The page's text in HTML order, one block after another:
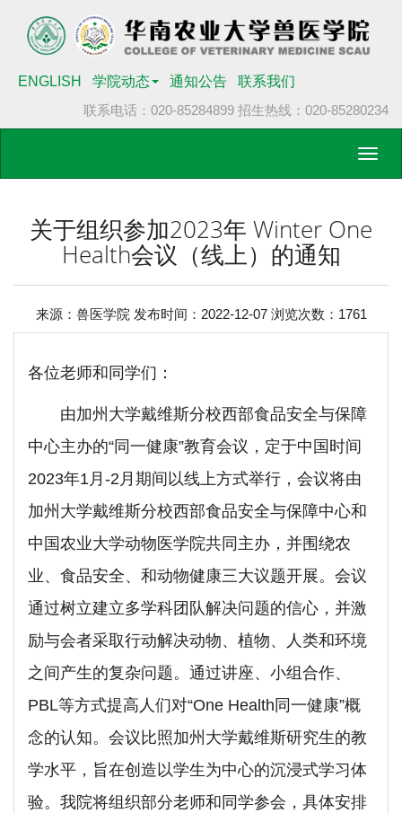
ENGLISH 学院动态 通知公告
联系我们
联系电话：020-85284899 招生热线：020-85280234
关于组织参加2023年 Winter One
Health会议（线上）的通知
来源：兽医学院 发布时间：2022-12-07 浏览次数： 1761
各位老师和同学们：
由加州大学戴维斯分校西部食品安全与保障
中心主办的“同一健康”教育会议，定于中国时间
2023年1月-2月期间以线上方式举行，会议将由
加州大学戴维斯分校西部食品安全与保障中心和
中国农业大学动物医学院共同主办，并围绕农
业、食品安全、和动物健康三大议题开展。会议
通过树立建立多学科团队解决问题的信心，并激
励与会者采取行动解决动物、植物、人类和环境
之间产生的复杂问题。通过讲座、小组合作、
PBL等方式提高人们对“One Health同一健康”概
念的认知。会议比照加州大学戴维斯研究生的教
学水平，旨在创造以学生为中心的沉浸式学习体
验。我院将组织部分老师和同学参会，具体安排